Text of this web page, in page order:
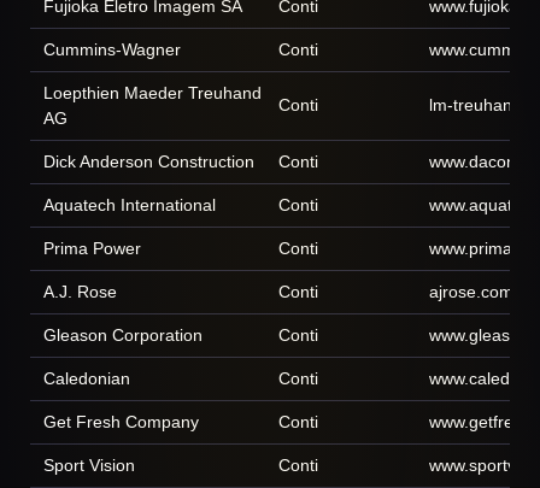
Fujioka Eletro Imagem SA Conti
Cummins-Wagner Conti
Loepthien Maeder Treuhand
AG
Conti lm-
Dick Anderson Construction Conti
Aquatech International Conti
Prima Power Conti
A.J. Rose Conti ajrose.com
Gleason Corporation Conti
Caledonian Conti
Get Fresh Company Conti
Sport Vision Conti